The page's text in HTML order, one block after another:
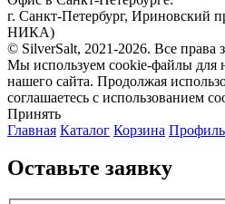
г. Санкт-Петербург, Ириновский
НИКА)
© SilverSalt, 2021-2026. Все права
Мы используем cookie-файлы для
нашего сайта. Продолжая
соглашаетесь с использованием
Принять
Главная Каталог Корзина Профиль
Оставьте заявку